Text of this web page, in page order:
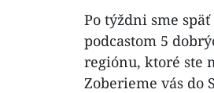
Po týždni sme
podcastom 5
regiónu, ktoré ste
Zoberieme vás do